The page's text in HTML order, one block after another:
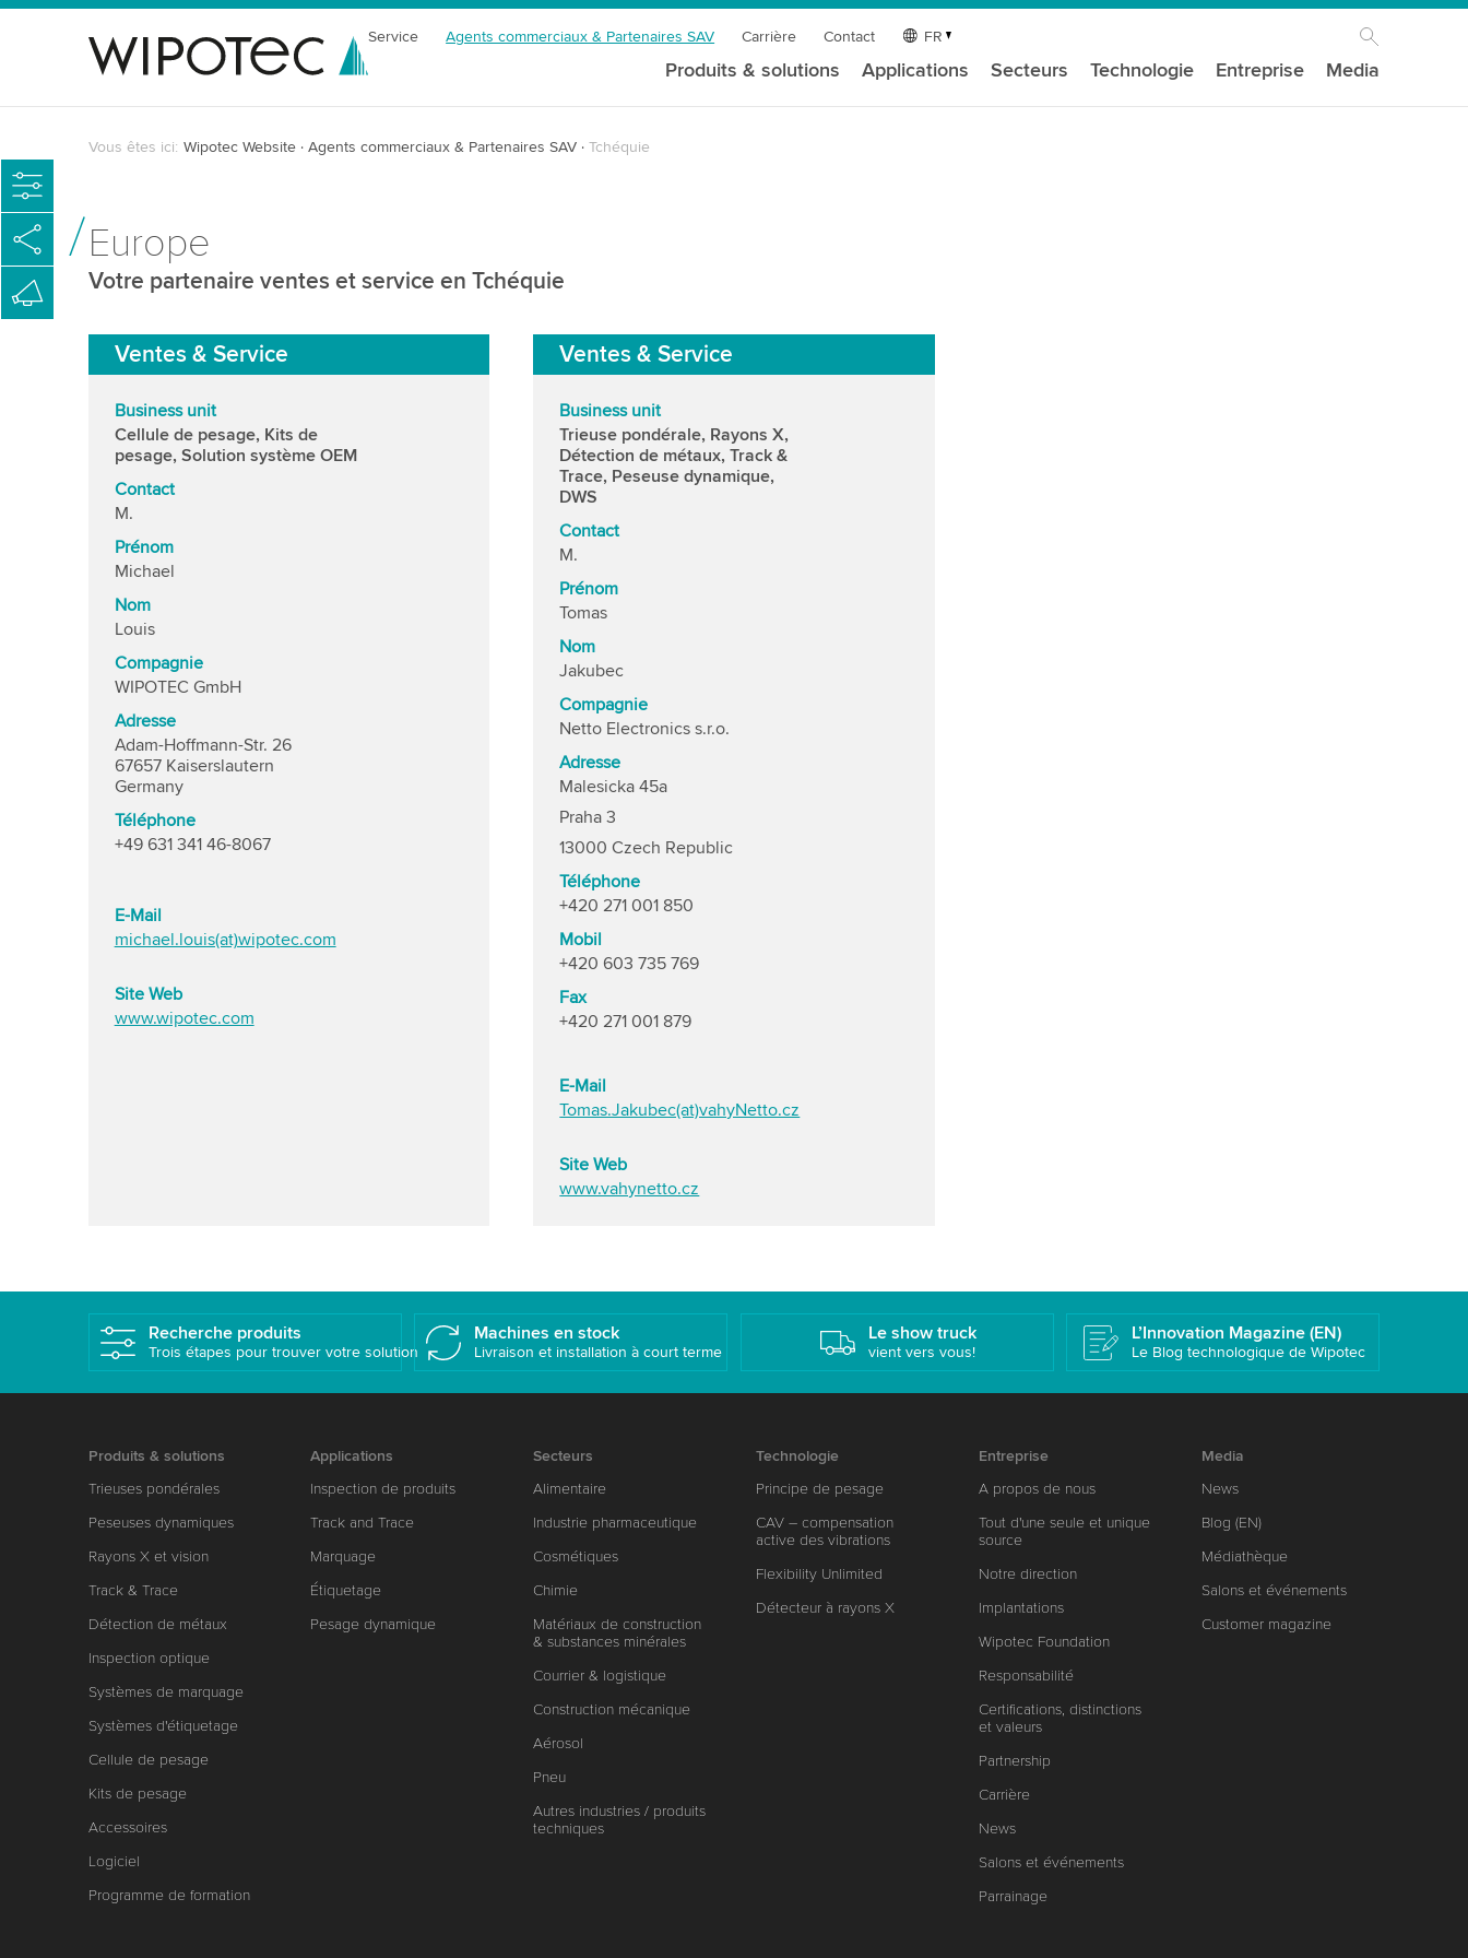
Service Agents commerciaux & Partenaires SAV Carrière Contact FR
Produits & solutions Applications Secteurs Technologie Entreprise Media
Vous êtes ici: Wipotec Website Agents commerciaux & Partenaires SAV Tchéquie
Europe
Votre partenaire ventes et service en Tchéquie
Ventes & Service
Business unit
Cellule de pesage, Kits de
pesage, Solution système OEM
Contact
M.
Prénom
Michael
Nom
Louis
Compagnie
WIPOTEC GmbH
Adresse
Adam-Hoffmann-Str. 26
67657 Kaiserslautern
Germany
Téléphone
+49 631 341 46-8067
E-Mail
michael.louis(at)wipotec.com
Site Web
www.wipotec.com
Ventes & Service
Business unit
Trieuse pondérale, Rayons X,
Détection de métaux, Track &
Trace, Peseuse dynamique,
DWS
Contact
M.
Prénom
Tomas
Nom
Jakubec
Compagnie
Netto Electronics s.r.o.
Adresse
Malesicka 45a
Praha 3
13000 Czech Republic
Téléphone
+420 271 001 850
Mobil
+420 603 735 769
Fax
+420 271 001 879
E-Mail
Tomas.Jakubec(at)vahyNetto.cz
Site Web
www.vahynetto.cz
Recherche produits
Trois étapes pour trouver votre solution
Machines en stock
Livraison et installation à court terme
Le show truck
vient vers vous!
L’Innovation Magazine (EN)
Le Blog technologique de Wipotec
Produits & solutions
Trieuses pondérales
Peseuses dynamiques
Rayons X et vision
Track & Trace
Détection de métaux
Inspection optique
Systèmes de marquage
Systèmes d'étiquetage
Cellule de pesage
Kits de pesage
Accessoires
Logiciel
Programme de formation
Applications
Inspection de produits
Track and Trace
Marquage
Étiquetage
Pesage dynamique
Secteurs
Alimentaire
Industrie pharmaceutique
Cosmétiques
Chimie
Matériaux de construction
& substances minérales
Courrier & logistique
Construction mécanique
Aérosol
Pneu
Autres industries / produits
techniques
Technologie
Principe de pesage
CAV – compensation
active des vibrations
Flexibility Unlimited
Détecteur à rayons X
Entreprise
A propos de nous
Tout d'une seule et unique
source
Notre direction
Implantations
Wipotec Foundation
Responsabilité
Certifications, distinctions
et valeurs
Partnership
Carrière
News
Salons et événements
Parrainage
Media
News
Blog (EN)
Médiathèque
Salons et événements
Customer magazine